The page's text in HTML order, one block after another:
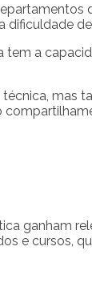
dificuldade
a
mas
ganham
e cursos,